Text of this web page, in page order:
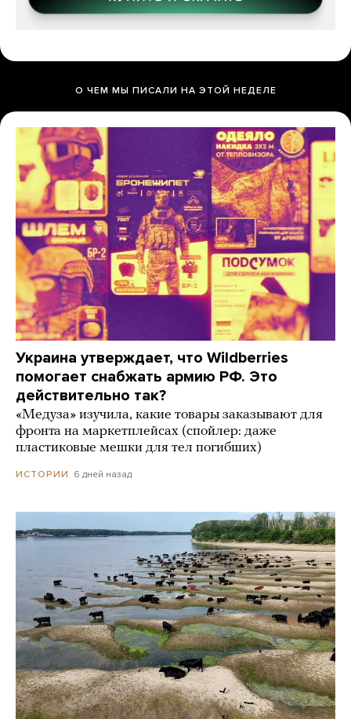
О ЧЕМ МЫ ПИСАЛИ НА ЭТОЙ НЕДЕЛЕ
Украина утверждает, что Wildberries
помогает снабжать армию РФ. Это
действительно так?
«Медуза» изучила, какие товары заказывают для
фронта на маркетплейсах (спойлер: даже
пластиковые мешки для тел погибших)
ИСТОРИИ 6 дней назад